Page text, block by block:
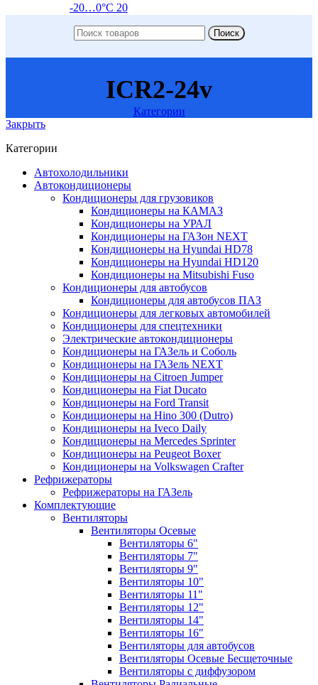
Поиск
ICR2-24v
Категории
Закрыть
Категории
Автохолодильники
Автокондиционеры
Кондиционеры для грузовиков
Кондиционеры на КАМАЗ
Кондиционеры на УРАЛ
Кондиционеры на ГАЗон NEXT
Кондиционеры на Hyundai HD78
Кондиционеры на Hyundai HD120
Кондиционеры на Mitsubishi Fuso
Кондиционеры для автобусов
Кондиционеры для автобусов ПАЗ
Кондиционеры для легковых автомобилей
Кондиционеры для спецтехники
Электрические автокондиционеры
Кондиционеры на ГАЗель и Соболь
Кондиционеры на ГАЗель NEXT
Кондиционеры на Citroen Jumper
Кондиционеры на Fiat Ducato
Кондиционеры на Ford Transit
Кондиционеры на Hino 300 (Dutro)
Кондиционеры на Iveco Daily
Кондиционеры на Mercedes Sprinter
Кондиционеры на Peugeot Boxer
Кондиционеры на Volkswagen Crafter
Рефрижераторы
Рефрижераторы на ГАЗель
Комплектующие
Вентиляторы
Вентиляторы Осевые
Вентиляторы 6"
Вентиляторы 7"
Вентиляторы 9"
Вентиляторы 10"
Вентиляторы 11"
Вентиляторы 12"
Вентиляторы 14"
Вентиляторы 16"
Вентиляторы для автобусов
Вентиляторы Осевые Бесщеточные
Вентиляторы с диффузором